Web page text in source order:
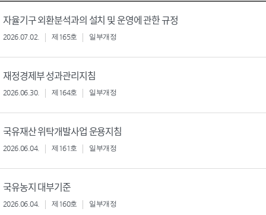
자율기구 외환분석과의 설치 및 운영에 관한 규정
2026.07.02. 제165호 일부개정
재정경제부 성과관리지침
2026.06.30. 제164호 일부개정
국유재산 위탁개발사업 운용지침
2026.06.04. 제161호 일부개정
국유농지 대부기준
2026.06.04. 제160호 일부개정